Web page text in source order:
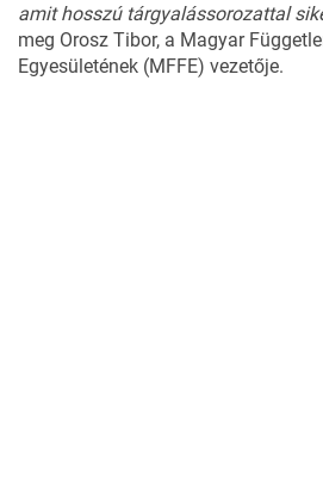
amit hosszú tárgyalássorozattal
meg Orosz Tibor, a Magyar
Egyesületének (MFFE) vezetője.